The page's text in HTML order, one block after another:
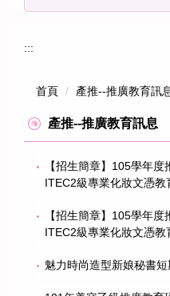
:::
首頁 產推--推廣教育訊
產推--推廣教育訊息
【招生簡章】105學年
ITEC2級專業化妝文憑教
【招生簡章】105學年
ITEC2級專業化妝文憑教
魅力時尚造型新娘秘書